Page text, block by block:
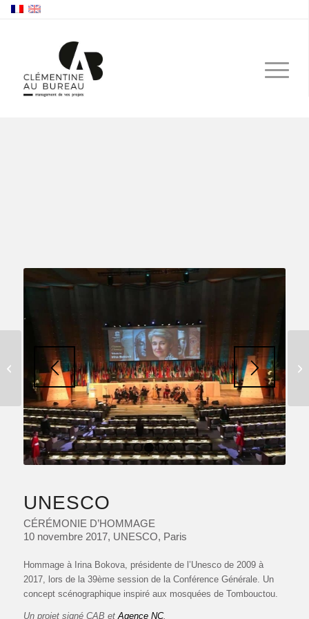
1 2 3 4
UNESCO
CÉRÉMONIE D’HOMMAGE
10 novembre 2017, UNESCO, Paris
Hommage à Irina Bokova, présidente de l’Unesco de 2009 à
2017, lors de la 39ème session de la Conférence Générale. Un
concept scénographique inspiré aux mosquées de Tombouctou.
Un projet signé CAB et Agence NC.
FASHION PARTY